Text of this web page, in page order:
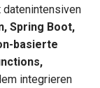
Spring Boot,
basierte
integrieren